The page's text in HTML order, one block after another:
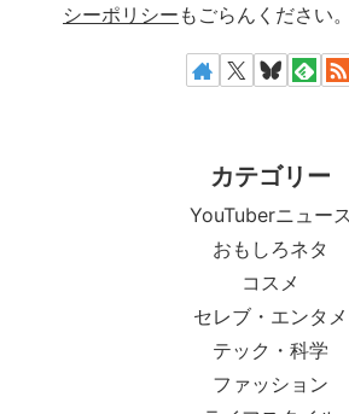
シーポリシー もごらんください。
カテゴリー
YouTuberニュース
おもしろネタ
コスメ
セレブ・エンタメ
テック・科学
ファッション